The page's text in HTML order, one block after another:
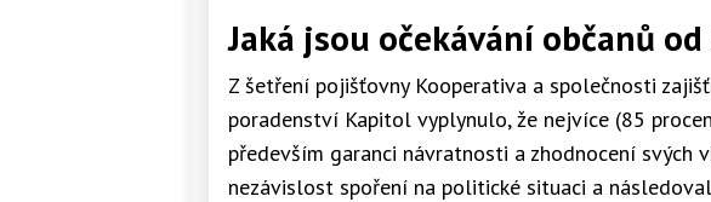
Jaká jsou očekávání občanů
Z šetření pojišťovny Kooperativa a společnosti
poradenství Kapitol vyplynulo, že nejvíce (85
především garanci návratnosti a zhodnocení svých
nezávislost spoření na politické situaci a